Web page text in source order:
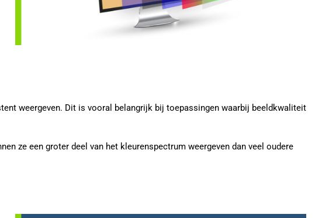
weergeven. Dit is vooral belangrijk bij toepassingen waarbij beeldkwaliteit
ze een groter deel van het kleurenspectrum weergeven dan veel oudere